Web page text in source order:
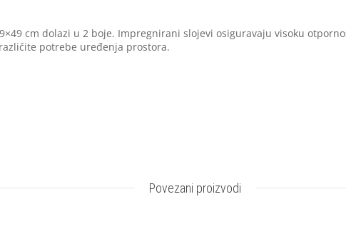
cm dolazi u 2 boje. Impregnirani slojevi osiguravaju visoku
potrebe uređenja prostora.
Povezani proizvodi